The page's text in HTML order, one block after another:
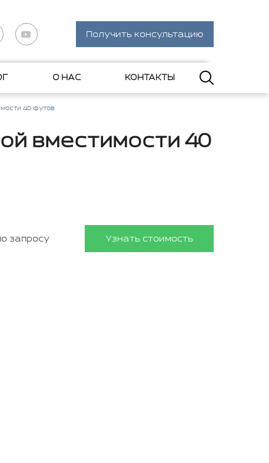
Получить консультацию
О НАС КОНТАКТЫ
40 футов
вместимости 40
запросу Узнать стоимость